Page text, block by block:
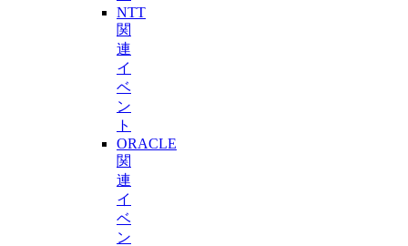
NTT
関
連
イ
ベ
ン
ト
ORACLE
関
連
イ
ベ
ン